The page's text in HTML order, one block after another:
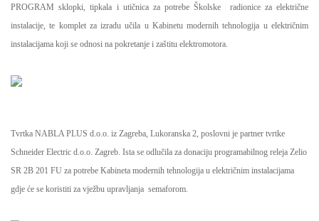
PROGRAM sklopki, tipkala i utičnica za potrebe Školske radionice za električne
instalacije, te komplet za izradu učila u Kabinetu modernih tehnologija u električnim
instalacijama koji se odnosi na pokretanje i zaštitu elektromotora.
Tvrtka NABLA PLUS d.o.o. iz Zagreba, Lukoranska 2, poslovni je partner tvrtke
Schneider Electric d.o.o. Zagreb. Ista se odlučila za donaciju programabilnog releja Zelio
SR 2B 201 FU za potrebe Kabineta modernih tehnologija u električnim instalacijama
gdje će se koristiti za vježbu upravljanja semaforom.